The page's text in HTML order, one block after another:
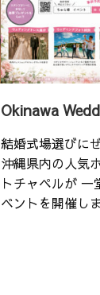
Okinawa
結婚式場選びに
沖縄県内の人気
トチャペルが 一
ベントを開催し